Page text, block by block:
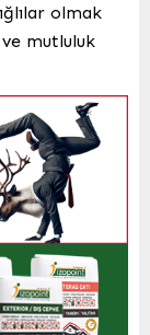
olmak
mutluluk